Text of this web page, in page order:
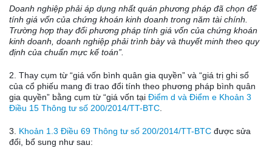
Doanh nghiệp phải áp dụng nhất quán phương pháp đã chọn để
tính giá vốn của chứng khoán kinh doanh trong năm tài chính.
Trường hợp thay đổi phương pháp tính giá vốn của chứng khoán
kinh doanh, doanh nghiệp phải trình bày và thuyếtminh theo quy
định của chuẩn mực kế toán”.
2. Thay cụm từ “giá vốn bình quân gia quyền” và “giá trị ghi sổ
của cổ phiếu mang đi trao đổi tính theo phương pháp bình quân
gia quyền” bằng cụm từ “giá vốn tại Điểm d và Điểm e Khoản 3
Điều 15 Thông tư số 200/2014/TT-BTC.
3. Khoản 1.3 Điều 69 Thông tư số 200/2014/TT-BTC được sửa
đổi, bổ sung như sau: